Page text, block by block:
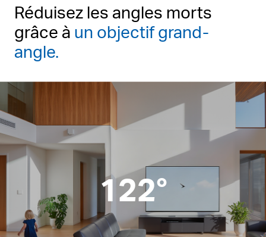
Réduisez les angles morts
grâce à un objectif grand-
angle.
122°